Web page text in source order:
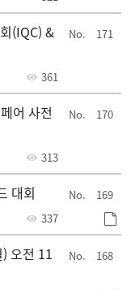
171
(IQC) &
361
170
어 사전
313
169
대회
337
168
오전 11